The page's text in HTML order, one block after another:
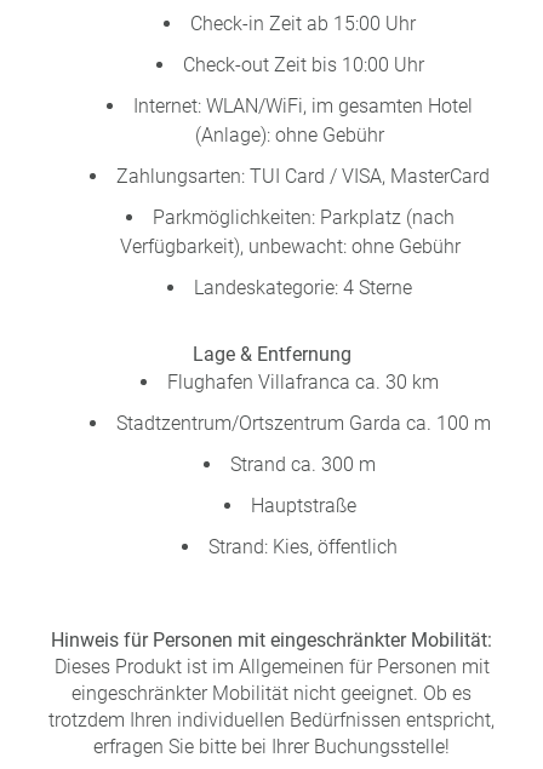
Check-in Zeit ab 15:00 Uhr
Check-out Zeit bis 10:00 Uhr
Internet: WLAN/WiFi, im gesamten Hotel
(Anlage): ohne Gebühr
Zahlungsarten: TUI Card / VISA, MasterCard
Parkmöglichkeiten: Parkplatz (nach
Verfügbarkeit), unbewacht: ohne Gebühr
Landeskategorie: 4 Sterne
Lage & Entfernung
Flughafen Villafranca ca. 30 km
Stadtzentrum/Ortszentrum Garda ca. 100 m
Strand ca. 300 m
Hauptstraße
Strand: Kies, öffentlich
Hinweis für Personen mit eingeschränkter Mobilität:
Dieses Produkt ist im Allgemeinen für Personen mit
eingeschränkter Mobilität nicht geeignet. Ob es
trotzdem Ihren individuellen Bedürfnissen entspricht,
erfragen Sie bitte bei Ihrer Buchungsstelle!